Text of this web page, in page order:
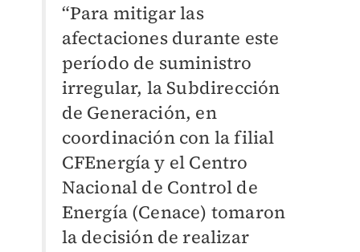
“Para mitigar las
afectaciones durante este
período de suministro
irregular, la Subdirección
de Generación, en
coordinación con la filial
CFEnergía y el Centro
Nacional de Control de
Energía (Cenace) tomaron
la decisión de realizar